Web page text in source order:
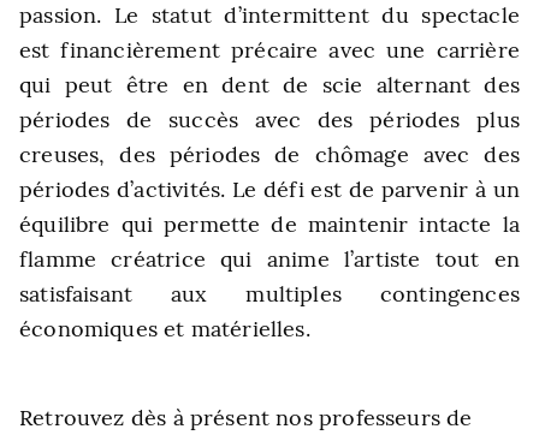
passion. Le statut d’intermittent du spectacle
est financièrement précaire avec une carrière
qui peut être en dent de scie alternant des
périodes de succès avec des périodes plus
creuses, des périodes de chômage avec des
périodes d’activités. Le défi est de parvenir à un
équilibre qui permette de maintenir intacte la
flamme créatrice qui anime l’artiste tout en
satisfaisant aux multiples contingences
économiques et matérielles.
Retrouvez dès à présent nos professeurs de